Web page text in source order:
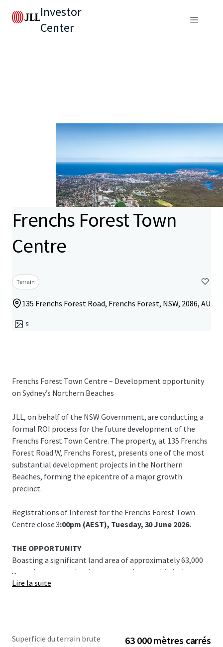
Investor
Center
Frenchs Forest Town
Centre
Terrain
135 Frenchs Forest Road, Frenchs Forest, NSW, 2086, AU
5
Frenchs Forest Town Centre – Development opportunity
on Sydney’s Northern Beaches
JLL, on behalf of the NSW Government, are conducting a
formal ROI process for the future development of the
Frenchs Forest Town Centre. The property, at 135 Frenchs
Forest Road W, Frenchs Forest, presents one of the most
substantial development projects in the Northern
Beaches, forming the epicentre of a major growth
precinct.
Registrations of Interest for the Frenchs Forest Town
Centre close 3:00pm (AEST), Tuesday, 30 June 2026.
THE OPPORTUNITY
Boasting a significant land area of approximately 63,000
sqm, the property has been rezoned to establish the new
Frenchs Forest Town Centre. This is a vital place making
...
Lire la suite
Superficie du terrain brute 63 000 mètres carrés